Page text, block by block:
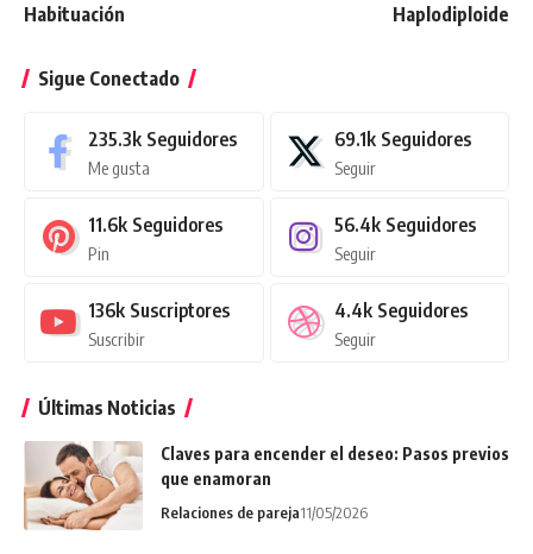
Habituación Haplodiploide
Sigue Conectado
235.3k Seguidores
Me gusta
69.1k Seguidores
Seguir
11.6k Seguidores
Pin
56.4k Seguidores
Seguir
136k Suscriptores
Suscribir
4.4k Seguidores
Seguir
Últimas Noticias
Claves para encender el deseo: Pasos previos
que enamoran
Relaciones de pareja11/05/2026